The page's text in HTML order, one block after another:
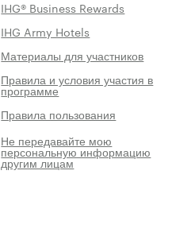
IHG® Business Rewards
IHG Army Hotels
Материалы для участников
Правила и условия участия в
программе
Правила пользования
Не передавайте мою
персональную информацию
другим лицам